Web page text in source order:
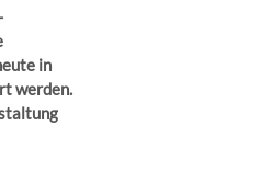
in
werden.